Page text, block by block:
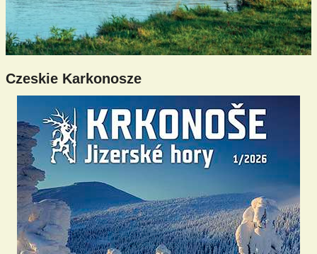
Czeskie Karkonosze